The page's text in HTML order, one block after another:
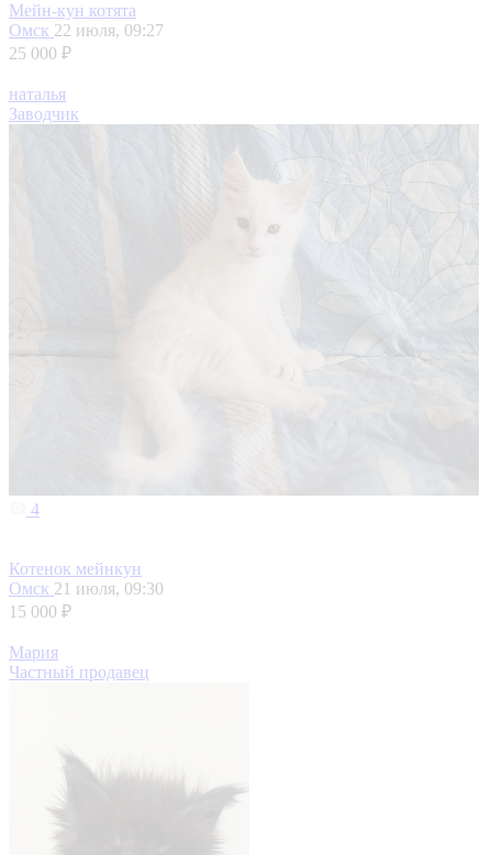
Мейн-кун котята
Омск 22 июля, 09:27
25 000 ₽
наталья
Заводчик
4
Котенок мейнкун
Омск 21 июля, 09:30
15 000 ₽
Мария
Частный продавец